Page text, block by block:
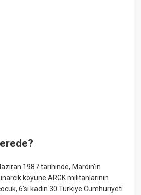
1987 tarihinde, Mardin'in
köyüne ARGK militanlarının
6'sı kadın 30 Türkiye Cumhuriyeti